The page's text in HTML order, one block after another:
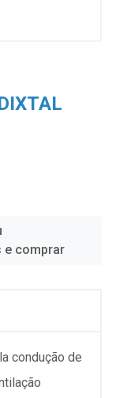
e comprar
condução de